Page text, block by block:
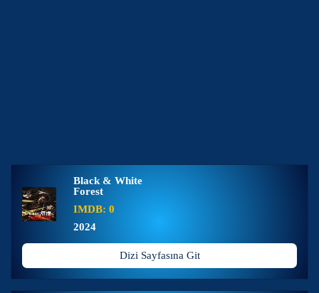
Black & White
Forest
IMDB: 0
2024
Dizi Sayfasına Git